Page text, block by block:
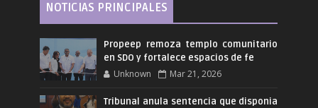
NOTICIAS PRINCIPALES
Propeep remoza templo comunitario
en SDO y fortalece espacios de fe
Unknown Mar 21, 2026
Tribunal anula sentencia que disponia